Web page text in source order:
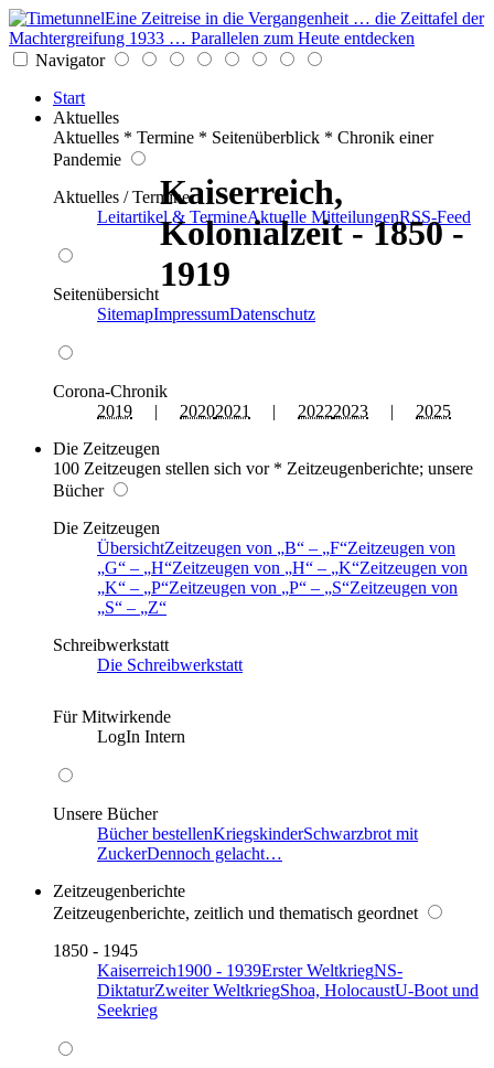
Eine Zeitreise in die Vergangenheit … die Zeittafel der
Machtergreifung 1933 … Parallelen zum Heute entdecken
Navigator
Start
Aktuelles
Aktuelles * Termine * Seitenüberblick * Chronik einer
Pandemie
Aktuelles / Termine
Leitartikel & TermineAktuelle MitteilungenRSS-Feed
Seitenübersicht
SitemapImpressumDatenschutz
Corona-Chronik
2019 | 20202021 | 20222023 | 2025
Die Zeitzeugen
100 Zeitzeugen stellen sich vor * Zeitzeugenberichte; unsere
Bücher
Die Zeitzeugen
ÜbersichtZeitzeugen von B – F Zeitzeugen von
G
– H Zeitzeugen von H – K Zeitzeugen von
K
– P Zeitzeugen von P – S Zeitzeugen von
S
–
Z
Schreibwerkstatt
Die Schreibwerkstatt
Für Mitwirkende
LogIn Intern
Unsere Bücher
Bücher bestellenKriegskinderSchwarzbrot mit
ZuckerDennoch gelacht…
Zeitzeugenberichte
Zeitzeugenberichte, zeitlich und thematisch geordnet
1850 - 1945
Kaiserreich1900 - 1939Erster WeltkriegNS-
DiktaturZweiter WeltkriegShoa, HolocaustU-Boot und
Seekrieg
Kaiserreich,
Kolonialzeit - 1850 -
1919